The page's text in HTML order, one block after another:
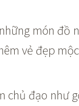
món đồ
vẻ đẹp
chủ đạo như